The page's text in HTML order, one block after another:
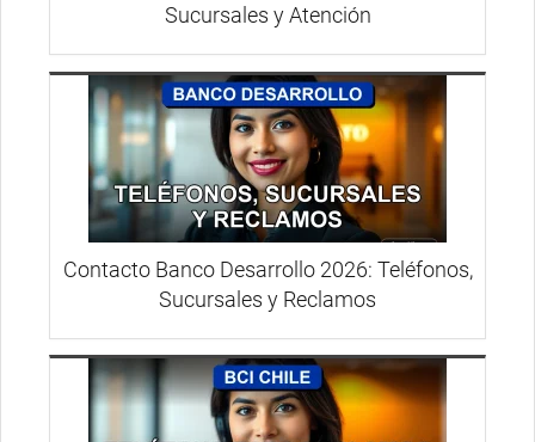
Sucursales y Atención
Contacto Banco Desarrollo 2026: Teléfonos,
Sucursales y Reclamos